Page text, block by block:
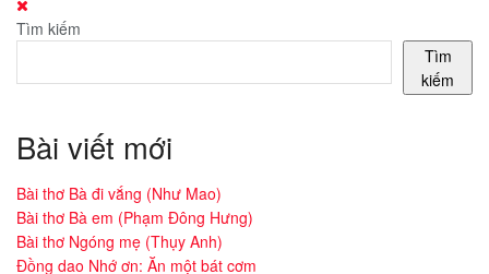
Tìm kiếm
Tìm
kiếm
Bài viết mới
Bài thơ Bà đi vắng (Như Mao)
Bài thơ Bà em (Phạm Đông Hưng)
Bài thơ Ngóng mẹ (Thụy Anh)
Đồng dao Nhớ ơn: Ăn một bát cơm